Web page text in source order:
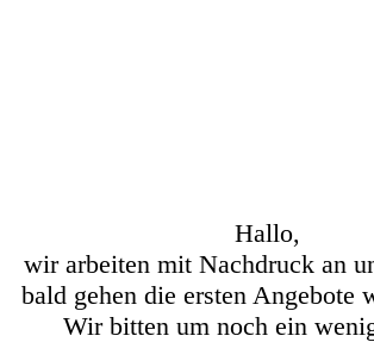
Hallo,
wir arbeiten mit Nachdruck an
bald gehen die ersten Angebote
Wir bitten um noch ein